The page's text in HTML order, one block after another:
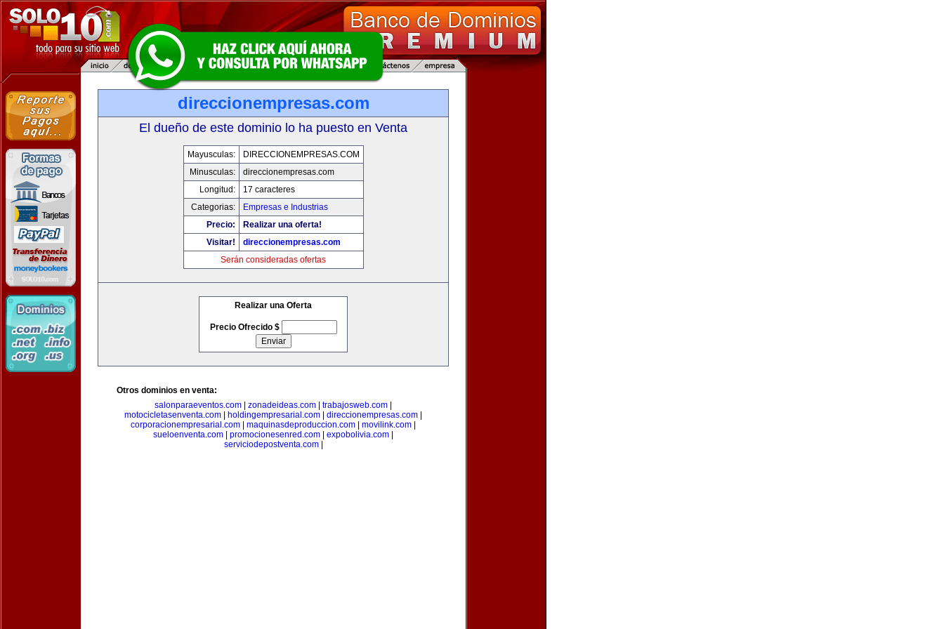
direccionempresas.com
El dueño de este dominio lo ha puesto en Venta
Mayusculas:
DIRECCIONEMPRESAS.COM
Minusculas:
direccionempresas.com
Longitud:
17 caracteres
Categorias:
Empresas e Industrias
Precio:
Realizar una oferta!
Visitar!
direccionempresas.com
Serán consideradas ofertas
Realizar una Oferta
Precio Ofrecido $
Otros dominios en venta:
salonparaeventos.com
zonadeideas.com trabajosweb.com
motocicletasenventa.com
holdingempresarial.com direccionempresas.com
corporacionempresarial.com
maquinasdeproduccion.com movilink.com
sueloenventa.com
promocionesenred.com expobolivia.com
serviciodepostventa.com|